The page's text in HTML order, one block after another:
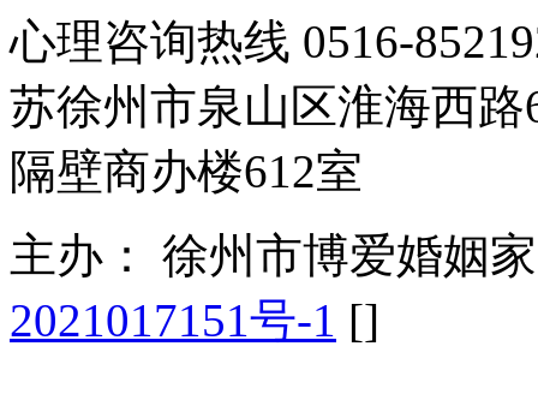
心理咨询热线 0516-
苏徐州市泉山区淮海西
隔壁商办楼612室
主办： 徐州市博爱婚姻
2021017151号-1 []